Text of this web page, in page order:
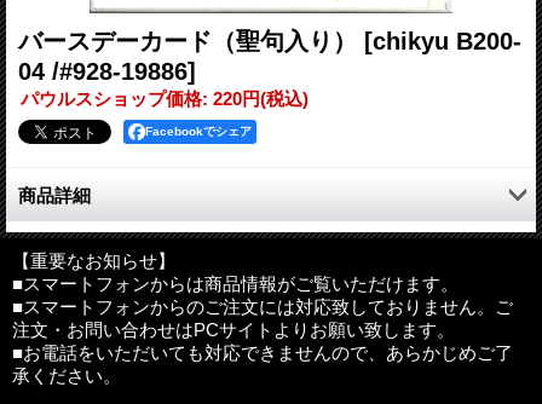
バースデーカード（聖句入り） [chikyu B200-
04 /#928-19886]
パウルスショップ価格: 220円(税込)
Facebookでシェア
商品詳細
聖句入り2つ折カード。
中紙のことば：
「主があなたを祝福し、あなたを守られるように。」
サイズ：150mm×110mm（2つ折の状態）
その他：中紙、封筒付き
【重要なお知らせ】
■スマートフォンからは商品情報がご覧いただけます。
■スマートフォンからのご注文には対応致しておりません。ご
注文・お問い合わせはPCサイトよりお願い致します。
■お電話をいただいても対応できませんので、あらかじめご了
承ください。